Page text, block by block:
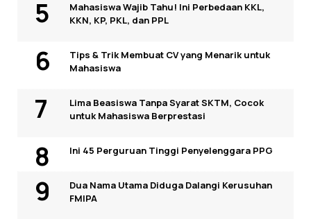
Mahasiswa Wajib Tahu! Ini Perbedaan KKL,
KKN, KP, PKL, dan PPL
Tips & Trik Membuat CV yang Menarik untuk
Mahasiswa
Lima Beasiswa Tanpa Syarat SKTM, Cocok
untuk Mahasiswa Berprestasi
Ini 45 Perguruan Tinggi Penyelenggara PPG
Dua Nama Utama Diduga Dalangi Kerusuhan
FMIPA